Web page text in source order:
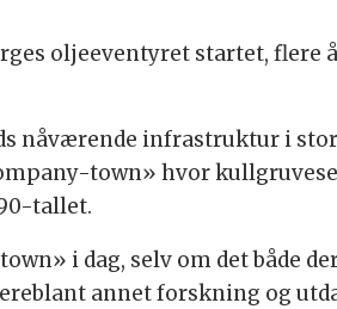
oljeeventyret startet,
nåværende infrastruktur i
town» hvor
tallet.
i dag, selv om det både
annet forskning og